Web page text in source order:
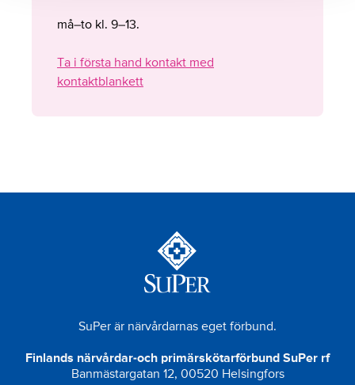
må–to kl. 9–13.
Ta i första hand kontakt med
kontaktblankett
SuPer är närvårdarnas eget förbund.
Finlands närvårdar-och primärskötarförbund SuPer rf
Banmästargatan 12, 00520 Helsingfors